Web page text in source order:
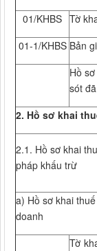
01/KHBS Tờ
01-1/KHBS Bản
Hồ
sót
2. Hồ sơ khai
2.1. Hồ sơ khai
pháp khấu trừ
a) Hồ sơ khai
doanh
Tờ